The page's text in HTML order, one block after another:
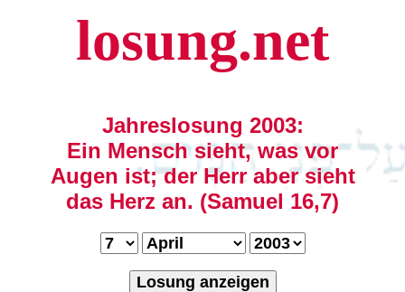
losung.net
Jahreslosung 2003:
Ein Mensch sieht, was vor
Augen ist; der Herr aber sieht
das Herz an. (Samuel 16,7)
Losung anzeigen